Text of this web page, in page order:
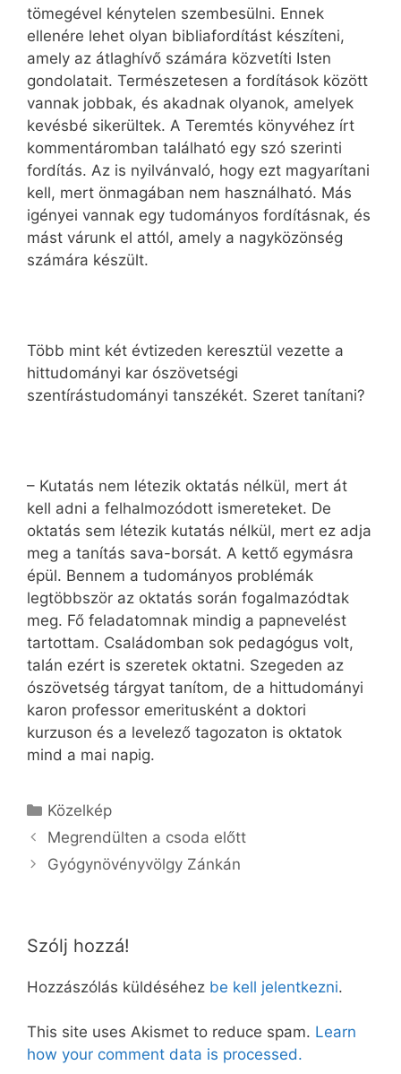
tömegével kénytelen szembesülni. Ennek
ellenére lehet olyan bibliafordítást készíteni,
amely az átlaghívő számára közvetíti Isten
gondolatait. Természetesen a fordítások között
vannak jobbak, és akadnak olyanok, amelyek
kevésbé sikerültek. A Teremtés könyvéhez írt
kommentáromban található egy szó szerinti
fordítás. Az is nyilvánvaló, hogy ezt magyarítani
kell, mert önmagában nem használható. Más
igényei vannak egy tudományos fordításnak, és
mást várunk el attól, amely a nagyközönség
számára készült.
Több mint két évtizeden keresztül vezette a
hittudományi kar ószövetségi
szentírástudományi tanszékét. Szeret tanítani?
– Kutatás nem létezik oktatás nélkül, mert át
kell adni a felhalmozódott ismereteket. De
oktatás sem létezik kutatás nélkül, mert ez adja
meg a tanítás sava-borsát. A kettő egymásra
épül. Bennem a tudományos problémák
legtöbbször az oktatás során fogalmazódtak
meg. Fő feladatomnak mindig a papnevelést
tartottam. Családomban sok pedagógus volt,
talán ezért is szeretek oktatni. Szegeden az
ószövetség tárgyat tanítom, de a hittudományi
karon professor emeritusként a doktori
kurzuson és a levelező tagozaton is oktatok
mind a mai napig.
Kategória
Közelkép
Megrendülten a csoda előtt
Gyógynövényvölgy Zánkán
Szólj hozzá!
Hozzászólás küldéséhez be kell jelentkezni.
This site uses Akismet to reduce spam. Learn
how your comment data is processed.